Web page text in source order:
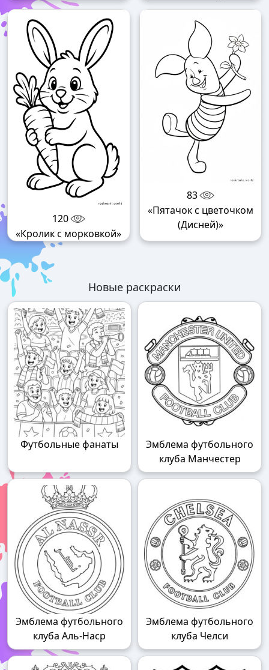
120
«Кролик с морковкой»
83
«Пятачок с цветочком
(Дисней)»
Новые раскраски
Футбольные фанаты
Эмблема футбольного
клуба Манчестер
Эмблема футбольного
клуба Аль-Наср
Эмблема футбольного
клуба Челси